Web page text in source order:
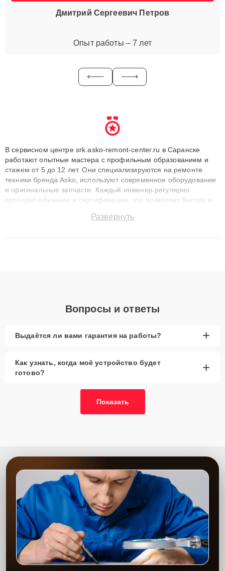
Дмитрий Сергеевич Петров
Опыт работы – 7 лет
В сервисном центре srk.asko-remont-center.ru в Саранске
работают опытные мастера с профильным образованием и
стажем от 5 до 12 лет. Они специализируются на ремонте
техники бренда Asko, используют современное оборудование
и оригинальные запчасти. Каждый инженер регулярно
проходит обучение и сертификацию, что позволяет быстро и
сохранением гарантии до 3 лет. Наши мастера решают
Развернуть
Вопросы и ответы
Выдаётся ли вами гарантия на работы? +
Как узнать, когда моё устройство будет
готово?
+
Показать